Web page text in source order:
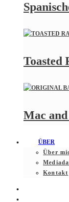
Toasted
Mac
ÜBER
Über
Kontakt